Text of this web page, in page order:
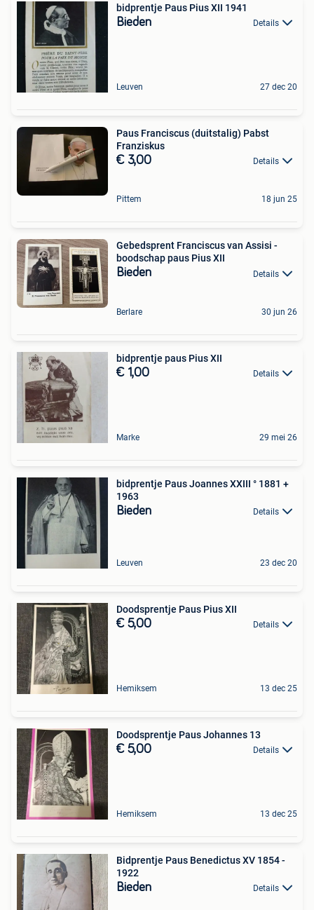
bidprentje Paus Pius XII 1941
Bieden Details
Leuven 27 dec 20
Paus Franciscus (duitstalig) Pabst
Franziskus
€ 3,00 Details
Pittem 18 jun 25
Gebedsprent Franciscus van Assisi -
boodschap paus Pius XII
Bieden Details
Berlare 30 jun 26
bidprentje paus Pius XII
€ 1,00 Details
Marke 29 mei 26
bidprentje Paus Joannes XXIII ° 1881 +
1963
Bieden Details
Leuven 23 dec 20
Doodsprentje Paus Pius XII
€ 5,00 Details
Hemiksem 13 dec 25
Doodsprentje Paus Johannes 13
€ 5,00 Details
Hemiksem 13 dec 25
Bidprentje Paus Benedictus XV 1854 -
1922
Bieden Details